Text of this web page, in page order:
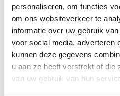
personaliseren, om functies
om ons websiteverkeer te
informatie over uw gebruik
voor social media, adverteren
kunnen deze gegevens
u aan ze heeft verstrekt of die
van uw gebruik van hun
hanteren wij de
vlaggenstof voor goed
hebben vaak de
voorraad. Mochten we
toch niet op voorraad
binnen enkele dagen deze
dan een bericht via de